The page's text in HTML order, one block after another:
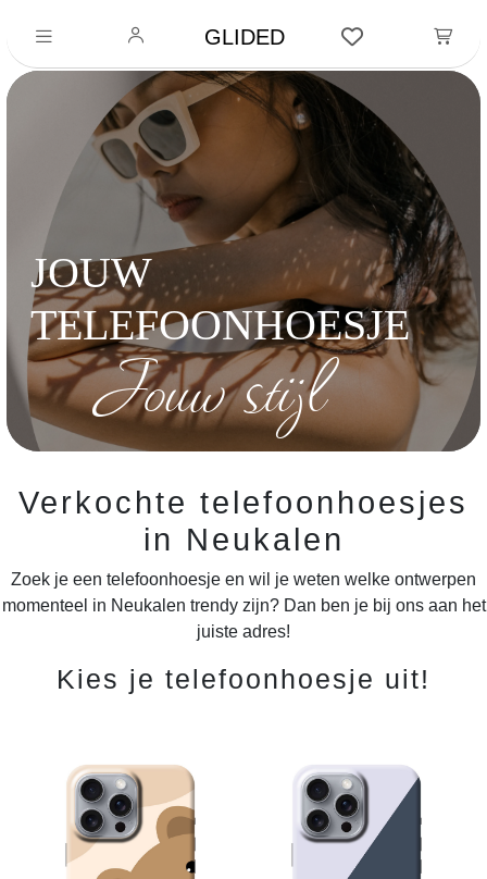
GLIDED
JOUW
TELEFOONHOESJE
Jouw stijl
Verkochte telefoonhoesjes
in Neukalen
Zoek je een telefoonhoesje en wil je weten welke ontwerpen
momenteel in Neukalen trendy zijn? Dan ben je bij ons aan het
juiste adres!
Kies je telefoonhoesje uit!